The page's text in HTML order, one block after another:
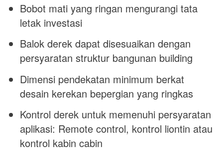
Bobot mati yang ringan mengurangi tata
letak investasi
Balok derek dapat disesuaikan dengan
persyaratan struktur bangunan building
Dimensi pendekatan minimum berkat
desain kerekan bepergian yang ringkas
Kontrol derek untuk memenuhi persyaratan
aplikasi: Remote control, kontrol liontin atau
kontrol kabin cabin